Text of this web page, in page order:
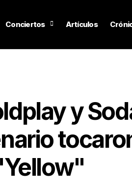
Conciertos Artículos
y